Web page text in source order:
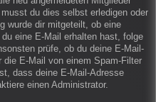
du dies selbst erledigen oder
wurde dir mitgeteilt, ob eine
eine E-Mail erhalten hast, folge
prüfe, ob du deine E-Mail-
E-Mail von einem Spam-Filter
dass deine E-Mail-Adresse
einen Administrator.